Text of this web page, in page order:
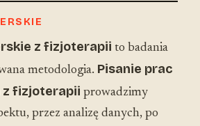
z fizjoterapii to badania
metodologia. Pisanie prac
fizjoterapii prowadzimy
przez analizę danych, po